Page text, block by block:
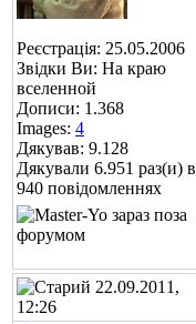
Реєстрація: 25.05.2006
Звідки Ви: На краю
вселенной
Дописи: 1.368
Images: 4
Дякував: 9.128
Дякували 6.951 раз(и) в
940 повідомленнях
22.09.2011,
12:26